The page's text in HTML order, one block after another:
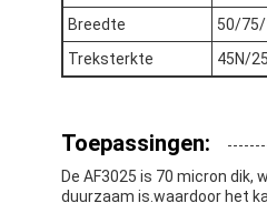
Huis
Ongeveer ons
Breedte
50/
Treksterkte
45N/
Toepassingen:
De AF3025 is 70 micron dik,
duurzaam is.waardoor het